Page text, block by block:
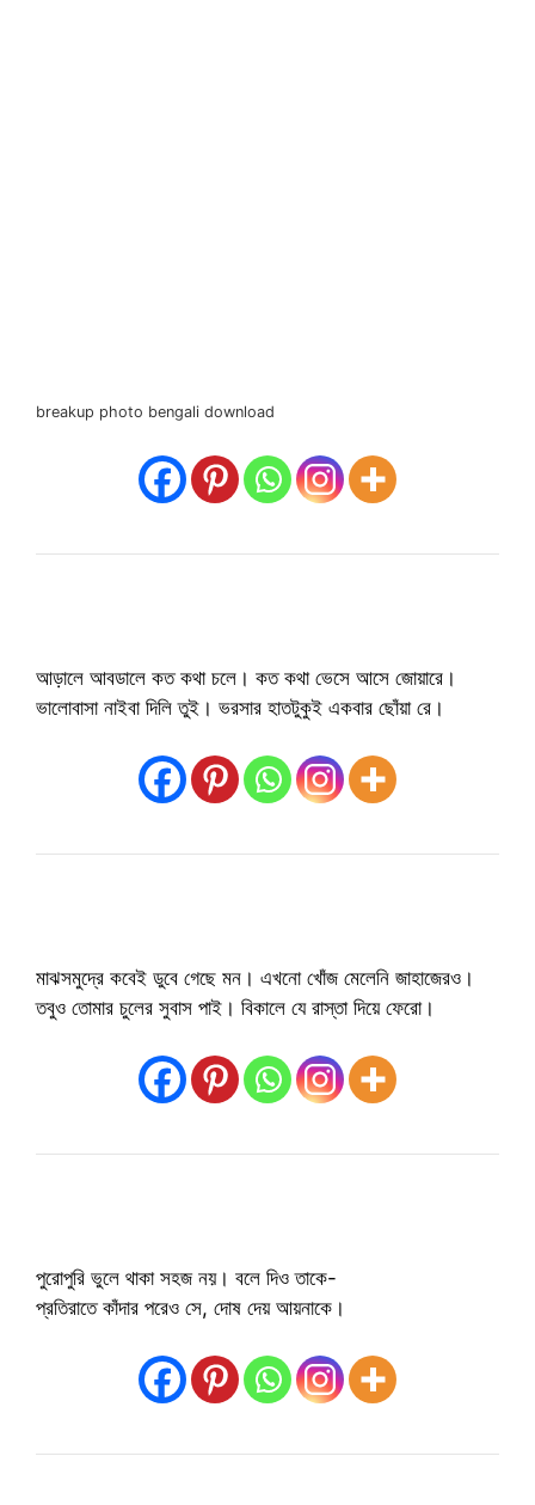
breakup photo bengali download
আড়ালে আবডালে কত কথা চলে। কত কথা ভেসে আসে জোয়ারে।
ভালোবাসা নাইবা দিলি তুই। ভরসার হাতটুকুই একবার ছোঁয়া রে।
মাঝসমুদ্রে কবেই ডুবে গেছে মন। এখনো খোঁজ মেলেনি জাহাজেরও।
তবুও তোমার চুলের সুবাস পাই। বিকালে যে রাস্তা দিয়ে ফেরো।
পুরোপুরি ভুলে থাকা সহজ নয়। বলে দিও তাকে-
প্রতিরাতে কাঁদার পরেও সে, দোষ দেয় আয়নাকে।